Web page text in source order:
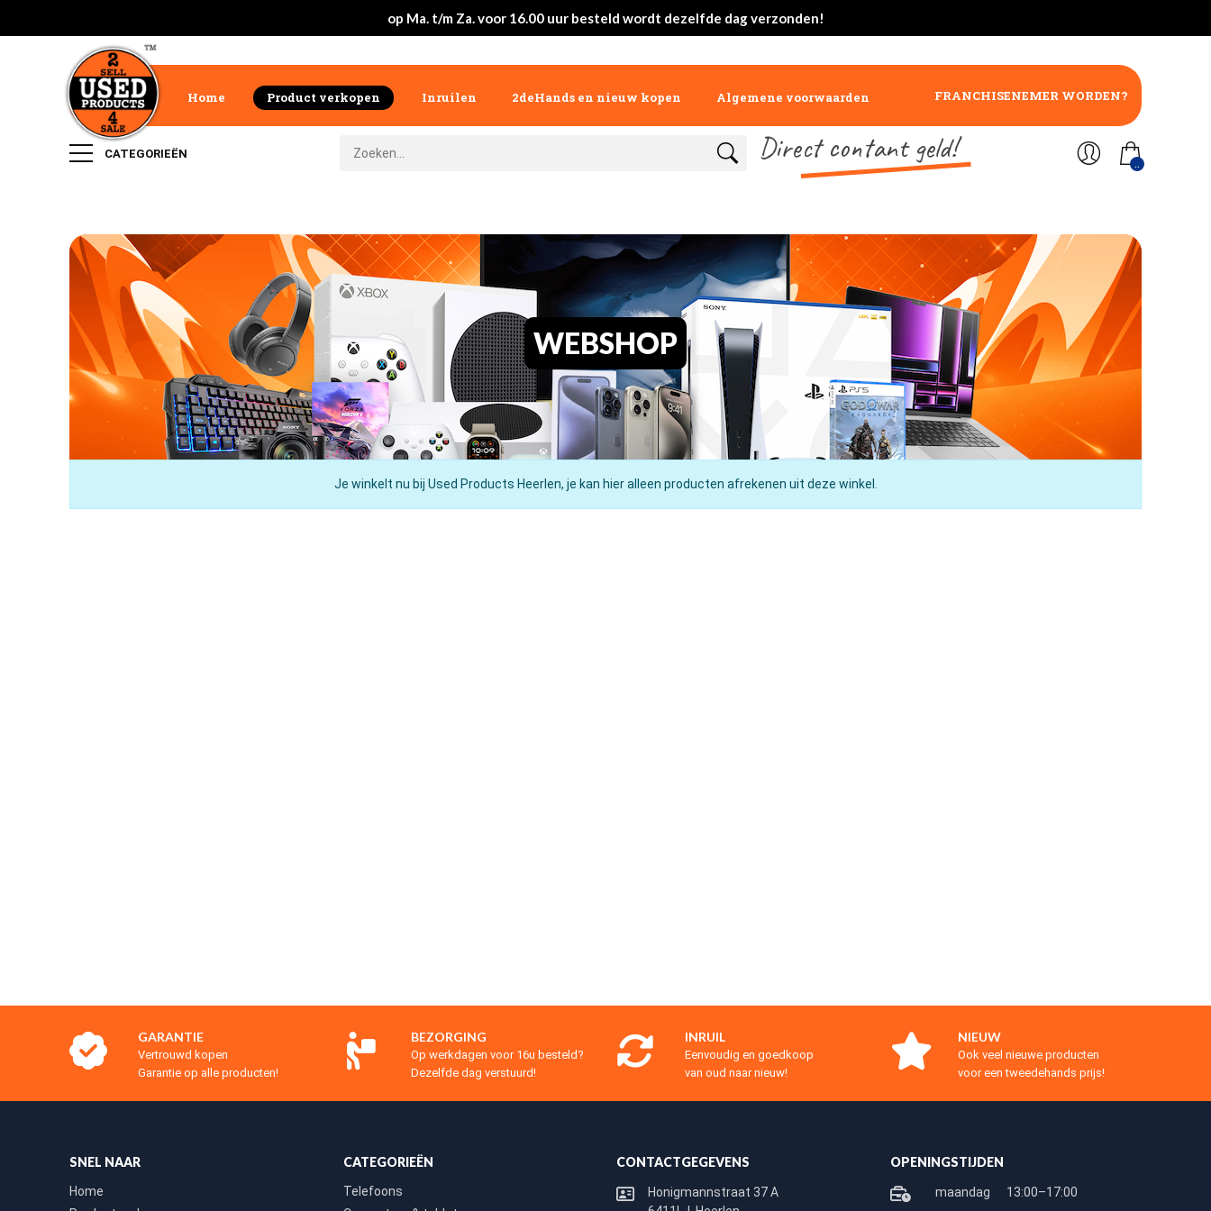
op Ma. t/m Za. voor 16.00 uur besteld wordt dezelfde dag verzonden!
Home Product verkopen Inruilen 2deHands en nieuw kopen Algemene voorwaarden FRANCHISENEMER WORDEN?
CATEGORIEËN Direct contant geld! ..
WEBSHOP
Je winkelt nu bij Used Products Heerlen, je kan hier alleen producten afrekenen uit deze winkel.
GARANTIE
Vertrouwd kopen
Garantie op alle producten!
BEZORGING
Op werkdagen voor 16u besteld?
Dezelfde dag verstuurd!
INRUIL
Eenvoudig en goedkoop
van oud naar nieuw!
NIEUW
Ook veel nieuwe producten
voor een tweedehands prijs!
SNEL NAAR
Home
CATEGORIEËN
Telefoons
CONTACTGEGEVENS
Honigmannstraat 37 A
OPENINGSTIJDEN
maandag 13:00–17:00